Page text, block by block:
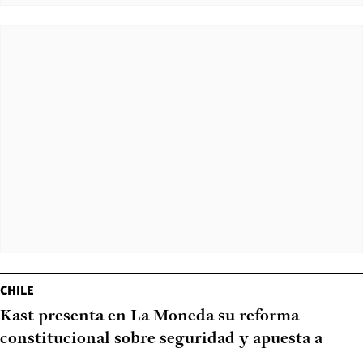
CHILE
Kast presenta en La Moneda su reforma
constitucional sobre seguridad y apuesta a